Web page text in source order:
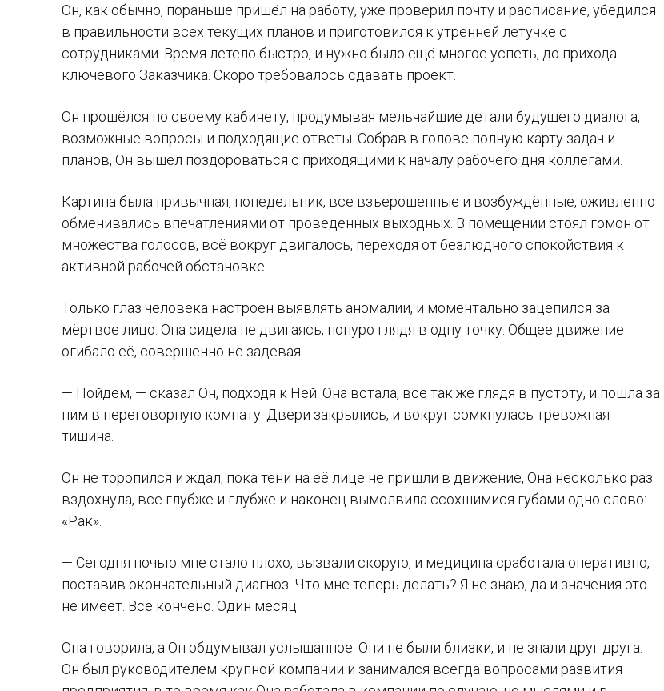
Он, как обычно, пораньше пришёл на работу, уже проверил почту и расписание, убедился
в правильности всех текущих планов и приготовился к утренней летучке с
сотрудниками. Время летело быстро, и нужно было ещё многое успеть, до прихода
ключевого Заказчика. Скоро требовалось сдавать проект.
Он прошёлся по своему кабинету, продумывая мельчайшие детали будущего диалога,
возможные вопросы и подходящие ответы. Собрав в голове полную карту задач и
планов, Он вышел поздороваться с приходящими к началу рабочего дня коллегами.
Картина была привычная, понедельник, все взъерошенные и возбуждённые, оживленно
обменивались впечатлениями от проведенных выходных. В помещении стоял гомон от
множества голосов, всё вокруг двигалось, переходя от безлюдного спокойствия к
активной рабочей обстановке.
Только глаз человека настроен выявлять аномалии, и моментально зацепился за
мёртвое лицо. Она сидела не двигаясь, понуро глядя в одну точку. Общее движение
огибало её, совершенно не задевая.
— Пойдём, — сказал Он, подходя к Ней. Она встала, всё так же глядя в пустоту, и пошла за
ним в переговорную комнату. Двери закрылись, и вокруг сомкнулась тревожная
тишина.
Он не торопился и ждал, пока тени на её лице не пришли в движение, Она несколько раз
вздохнула, все глубже и глубже и наконец вымолвила ссохшимися губами одно слово:
«Рак».
— Сегодня ночью мне стало плохо, вызвали скорую, и медицина сработала оперативно,
поставив окончательный диагноз. Что мне теперь делать? Я не знаю, да и значения это
не имеет. Все кончено. Один месяц.
Она говорила, а Он обдумывал услышанное. Они не были близки, и не знали друг друга.
Он был руководителем крупной компании и занимался всегда вопросами развития